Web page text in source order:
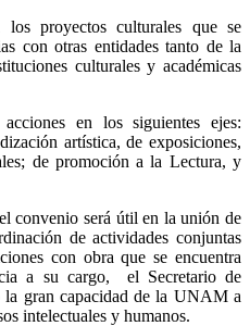
los proyectos culturales que se
con otras entidades tanto de la
culturales y académicas
en los siguientes ejes:
artística, de exposiciones,
de promoción a la Lectura, y
convenio será útil en la unión de
de actividades conjuntas
con obra que se encuentra
a su cargo, el Secretario de
gran capacidad de la UNAM a
intelectuales y humanos.